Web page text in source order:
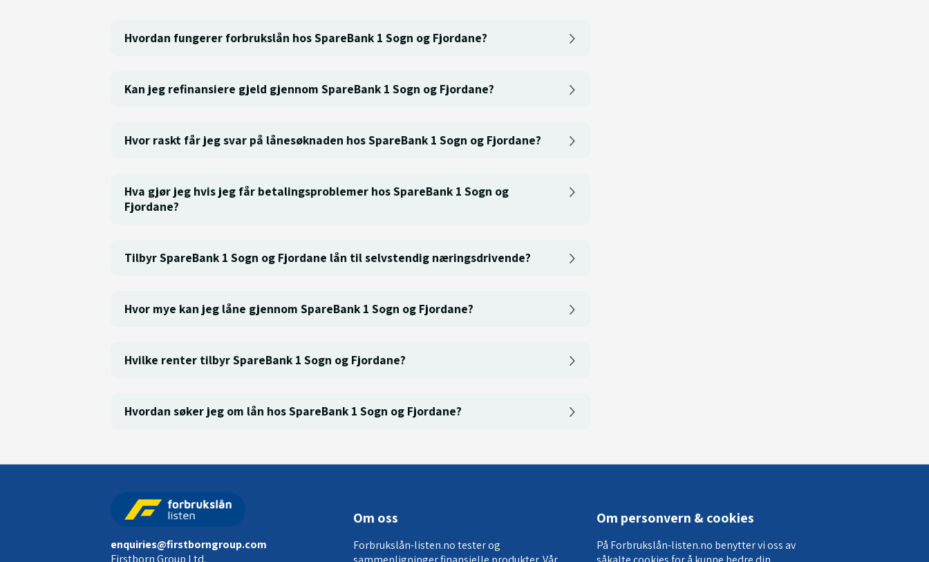
Hvordan fungerer forbrukslån hos SpareBank 1 Sogn og Fjordane?
Kan jeg refinansiere gjeld gjennom SpareBank 1 Sogn og Fjordane?
Hvor raskt får jeg svar på lånesøknaden hos SpareBank 1 Sogn og Fjordane?
Hva gjør jeg hvis jeg får betalingsproblemer hos SpareBank 1 Sogn og
Fjordane?
Tilbyr SpareBank 1 Sogn og Fjordane lån til selvstendig næringsdrivende?
Hvor mye kan jeg låne gjennom SpareBank 1 Sogn og Fjordane?
Hvilke renter tilbyr SpareBank 1 Sogn og Fjordane?
Hvordan søker jeg om lån hos SpareBank 1 Sogn og Fjordane?
enquiries@firstborngroup.com
Firstborn Group Ltd.
Om oss
Forbrukslån-listen.no tester og
Om personvern & cookies
På Forbrukslån-listen.no benytter vi oss av